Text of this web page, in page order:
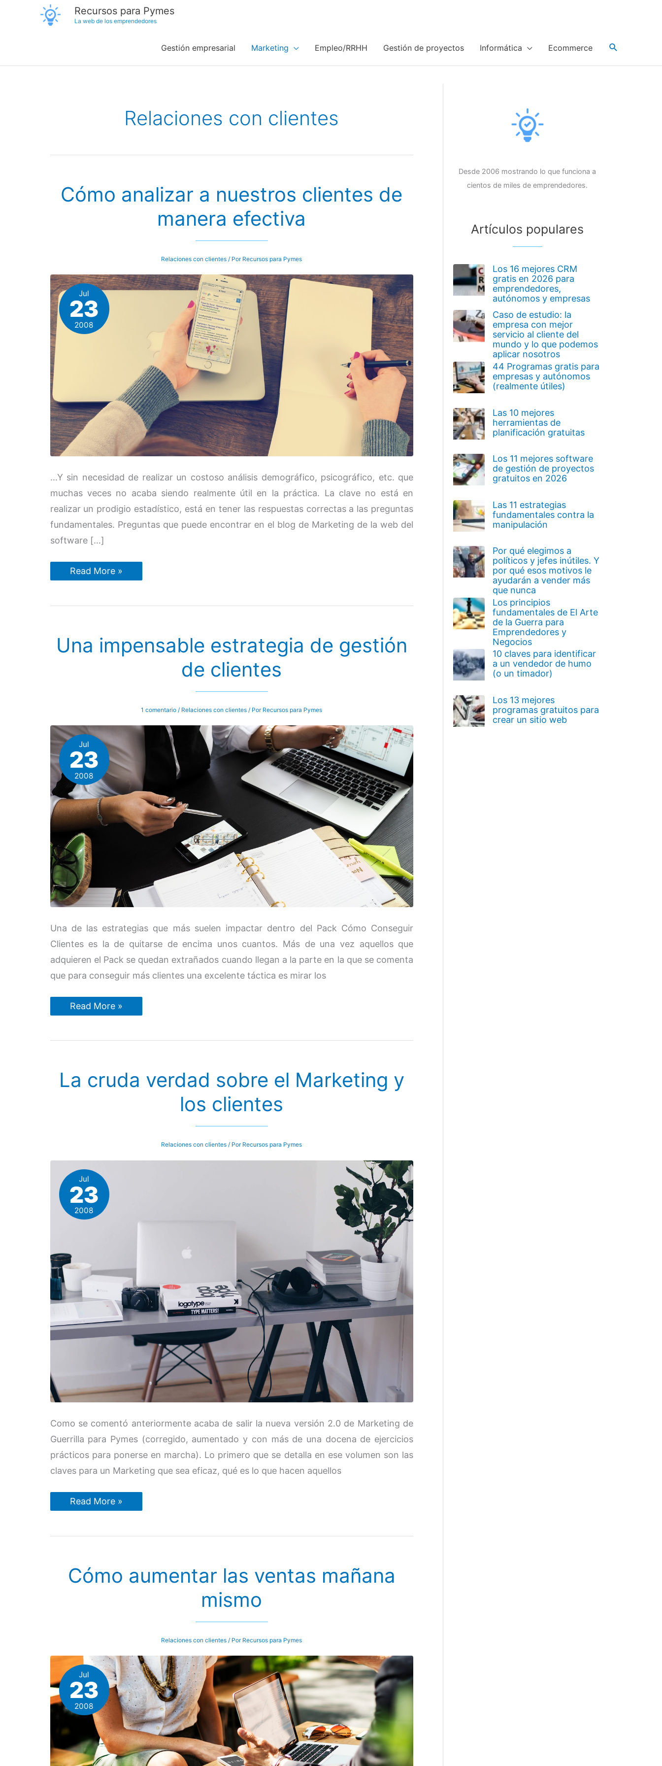
Recursos para Pymes
La web de los emprendedores
Gestión empresarial Marketing Empleo/RRHH Gestión de proyectos Informática Ecommerce
Relaciones con clientes
Cómo analizar a nuestros clientes de
manera efectiva
Relaciones con clientes / Por Recursos para Pymes
Jul
23
2008
…Y sin necesidad de realizar un costoso análisis demográfico, psicográfico, etc. que
muchas veces no acaba siendo realmente útil en la práctica. La clave no está en
realizar un prodigio estadístico, está en tener las respuestas correctas a las preguntas
fundamentales. Preguntas que puede encontrar en el blog de Marketing de la web del
software […]
Cómo
analizar
clientes
Read More »
Una impensable estrategia de gestión
de clientes
1 comentario / Relaciones con clientes / Por Recursos para Pymes
Jul
23
2008
Una de las estrategias que más suelen impactar dentro del Pack Cómo Conseguir
Clientes es la de quitarse de encima unos cuantos. Más de una vez aquellos que
adquieren el Pack se quedan extrañados cuando llegan a la parte en la que se comenta
que para conseguir más clientes una excelente táctica es mirar los
Una
impensable
gestión
Read More »
La cruda verdad sobre el Marketing y
los clientes
Relaciones con clientes / Por Recursos para Pymes
Jul
23
2008
Como se comentó anteriormente acaba de salir la nueva versión 2.0 de Marketing de
Guerrilla para Pymes (corregido, aumentado y con más de una docena de ejercicios
prácticos para ponerse en marcha). Lo primero que se detalla en ese volumen son las
claves para un Marketing que sea eficaz, qué es lo que hacen aquellos
La
cruda
el
clientes
Read More »
Cómo aumentar las ventas mañana
mismo
Relaciones con clientes / Por Recursos para Pymes
Jul
23
2008
Desde 2006 mostrando lo que funciona a
cientos de miles de emprendedores.
Artículos populares
Los 16 mejores CRM
gratis en 2026 para
emprendedores,
autónomos y empresas
Caso de estudio: la
empresa con mejor
servicio al cliente del
mundo y lo que podemos
aplicar nosotros
44 Programas gratis para
empresas y autónomos
(realmente útiles)
Las 10 mejores
herramientas de
planificación gratuitas
Los 11 mejores software
de gestión de proyectos
gratuitos en 2026
Las 11 estrategias
fundamentales contra la
manipulación
Por qué elegimos a
políticos y jefes inútiles. Y
por qué esos motivos le
ayudarán a vender más
que nunca
Los principios
fundamentales de El Arte
de la Guerra para
Emprendedores y
Negocios
10 claves para identificar
a un vendedor de humo
(o un timador)
Los 13 mejores
programas gratuitos para
crear un sitio web